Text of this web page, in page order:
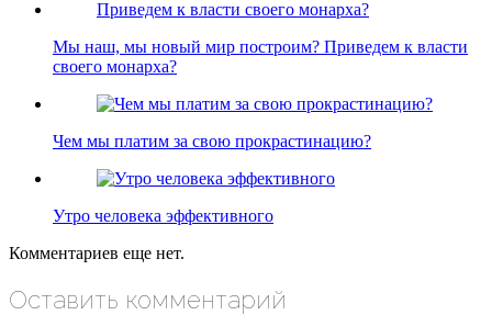
Мы наш, мы новый мир построим? Приведем к власти
своего монарха?
Чем мы платим за свою прокрастинацию?
Утро человека эффективного
Комментариев еще нет.
Оставить комментарий